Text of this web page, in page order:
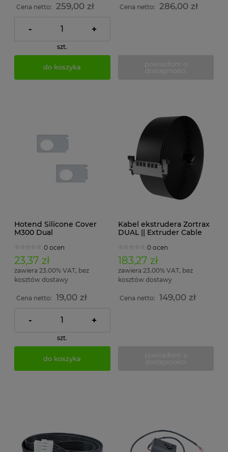
Cena netto: 259,00 zł
- +
szt.
do koszyka
Cena netto: 286,00 zł
Hotend Silicone Cover
M300 Dual
0 ocen
23,37 zł
zawiera 23.00% VAT, bez
kosztów dostawy
Cena netto: 19,00 zł
- +
szt.
do koszyka
Kabel ekstrudera Zortrax
DUAL || Extruder Cable
0 ocen
183,27 zł
zawiera 23.00% VAT, bez
kosztów dostawy
Cena netto: 149,00 zł